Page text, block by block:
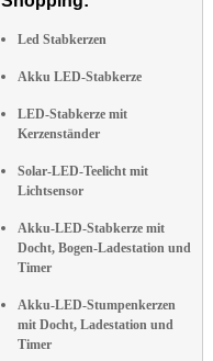
Led Stabkerzen
Akku LED-Stabkerze
LED-Stabkerze mit
Kerzenständer
Solar-LED-Teelicht mit
Lichtsensor
Akku-LED-Stabkerze mit
Docht, Bogen-Ladestation und
Timer
Akku-LED-Stumpenkerzen
mit Docht, Ladestation und
Timer